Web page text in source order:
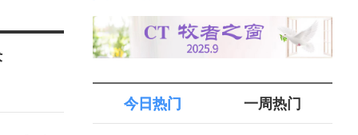
今日热门 一周热门